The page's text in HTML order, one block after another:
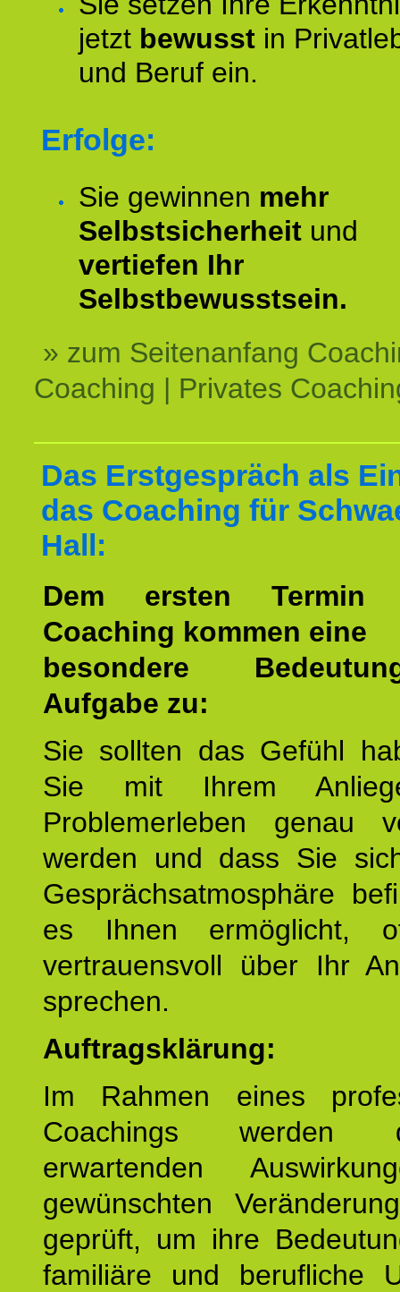
jetzt bewusst in
und Beruf ein.
Erfolge:
Sie gewinnen mehr
Selbstsicherheit und
vertiefen Ihr
Selbstbewusstsein.
» zum Seitenanfang
Coaching | Privates
Das Erstgespräch als
das Coaching für
Hall:
Dem ersten
Coaching kommen eine
besondere
Aufgabe zu:
Sie sollten das Gefühl
Sie mit Ihrem
Problemerleben genau
werden und dass Sie
Gesprächsatmosphäre
es Ihnen ermöglicht,
vertrauensvoll über Ihr
sprechen.
Auftragsklärung:
Im Rahmen eines
Coachings
erwartenden
gewünschten
geprüft, um ihre
familiäre und berufliche